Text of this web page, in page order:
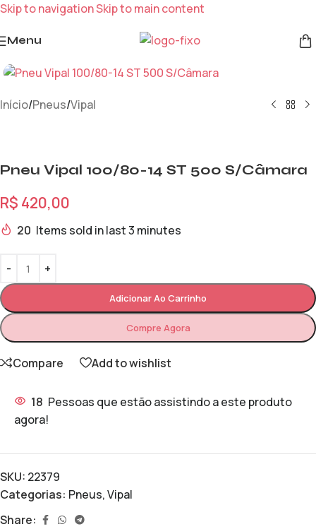
Skip to navigationSkip to main content
Menu
Início/Pneus/Vipal
Pneu Vipal 100/80-14 ST 500 S/Câmara
R$ 420,00
20 Items sold in last 3 minutes
Adicionar Ao Carrinho
Compre Agora
Compare Add to wishlist
18 Pessoas que estão assistindo a este produto
agora!
SKU: 22379
Categorias: Pneus,Vipal
Share: